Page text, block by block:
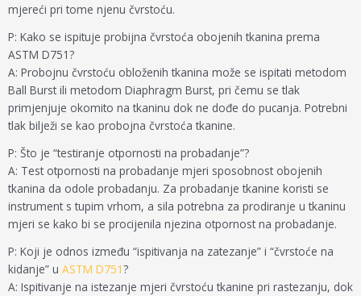
mjereći pri tome njenu čvrstoću.
P: Kako se ispituje probijna čvrstoća obojenih tkanina prema
ASTM D751?
A: Probojnu čvrstoću obloženih tkanina može se ispitati metodom
Ball Burst ili metodom Diaphragm Burst, pri čemu se tlak
primjenjuje okomito na tkaninu dok ne dođe do pucanja. Potrebni
tlak bilježi se kao probojna čvrstoća tkanine.
P: Što je “testiranje otpornosti na probadanje”?
A: Test otpornosti na probadanje mjeri sposobnost obojenih
tkanina da odole probadanju. Za probadanje tkanine koristi se
instrument s tupim vrhom, a sila potrebna za prodiranje u tkaninu
mjeri se kako bi se procijenila njezina otpornost na probadanje.
P: Koji je odnos između “ispitivanja na zatezanje” i “čvrstoće na
kidanje” u ASTM D751?
A: Ispitivanje na istezanje mjeri čvrstoću tkanine pri rastezanju, dok